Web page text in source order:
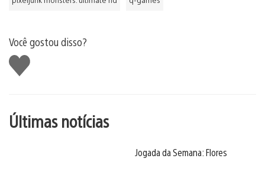
Você gostou disso?
Curtir
Últimas notícias
Jogada da Semana: Flores